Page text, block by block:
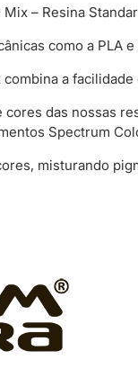
– Resina
como a PLA
a
das nossas
Spectrum
misturando